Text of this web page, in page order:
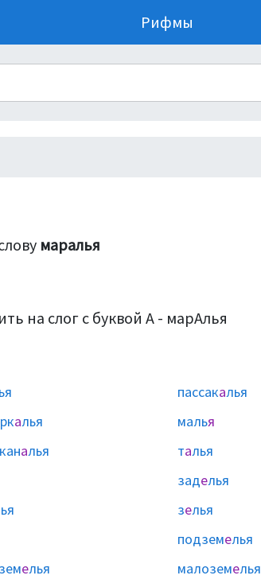
Рифмы
маралья
на слог с буквой А - марАлья
пассакалья
алья малья
алья талья
заделья
зелья
подземелья
елья малоземелья